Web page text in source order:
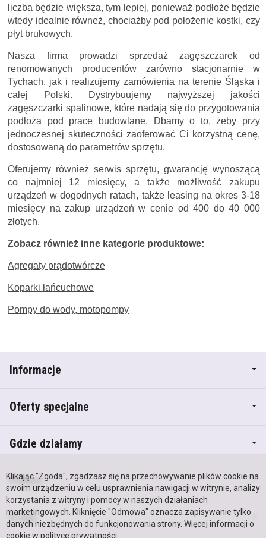
liczba będzie większa, tym lepiej, ponieważ podłoże będzie
wtedy idealnie równeż, chociażby pod położenie kostki, czy
płyt brukowych.
Nasza firma prowadzi sprzedaż zagęszczarek od
renomowanych producentów zarówno stacjonarnie w
Tychach, jak i realizujemy zamówienia na terenie Śląska i
całej Polski. Dystrybuujemy najwyższej jakości
zagęszczarki spalinowe, które nadają się do przygotowania
podłoża pod prace budowlane. Dbamy o to, żeby przy
jednoczesnej skuteczności zaoferować Ci korzystną cenę,
dostosowaną do parametrów sprzętu.
Oferujemy również serwis sprzętu, gwarancję wynoszącą
co najmniej 12 miesięcy, a także możliwość zakupu
urządzeń w dogodnych ratach, także leasing na okres 3-18
miesięcy na zakup urządzeń w cenie od 400 do 40 000
złotych.
Zobacz również inne kategorie produktowe:
Agregaty prądotwórcze
Koparki łańcuchowe
Pompy do wody, motopompy
Informacje
Oferty specjalne
Gdzie działamy
Pomoc
O nas
Klikając "Zgoda", zgadzasz się na przechowywanie plików cookie na
swoim urządzeniu w celu usprawnienia nawigacji w witrynie, analizy
korzystania z witryny i pomocy w naszych działaniach
marketingowych. Kliknięcie "Odmowa" oznacza zapisywanie tylko
danych niezbędnych do funkcjonowania strony. Więcej informacji o
cookie w polityce prywatności